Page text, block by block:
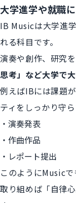
大学進学や就職
IB Musicは大学進
れる科目です。
演奏や創作、研究
思考」など大学で
例えばIBには課題
ティをしっかり守
演奏発表
作曲作品
レポート提出
このようにMusic
取り組めば「自律